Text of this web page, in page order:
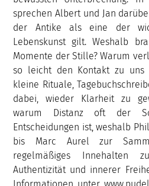
sprechen Albert und Jan
der Antike als eine der
Lebenskunst gilt. Weshalb
Momente der Stille? Warum
so leicht den Kontakt zu uns
kleine Rituale,
dabei, wieder Klarheit zu
warum Distanz oft der
Entscheidungen ist, weshalb
bis Marc Aurel zur
regelmäßiges Innehalten
Authentizität und innerer